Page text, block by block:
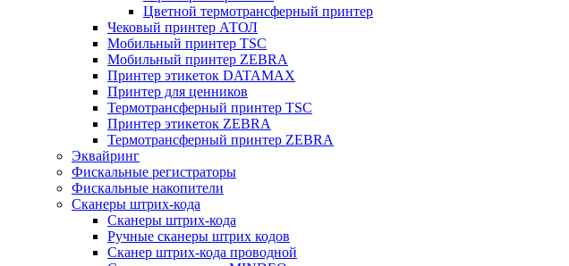
Цветной термотрансферный принтер
Чековый принтер АТОЛ
Мобильный принтер TSC
Мобильный принтер ZEBRA
Принтер этикеток DATAMAX
Принтер для ценников
Термотрансферный принтер TSC
Принтер этикеток ZEBRA
Термотрансферный принтер ZEBRA
Эквайринг
Фискальные регистраторы
Фискальные накопители
Сканеры штрих-кода
Сканеры штрих-кода
Ручные сканеры штрих кодов
Сканер штрих-кода проводной